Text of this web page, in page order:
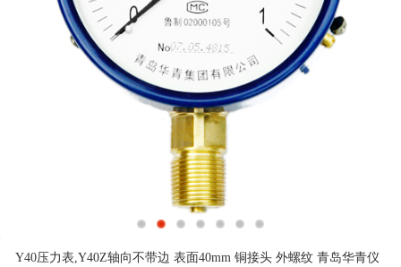
Y40压力表,Y40Z轴向不带边 表面40mm 铜接头 外螺纹 青岛华青仪